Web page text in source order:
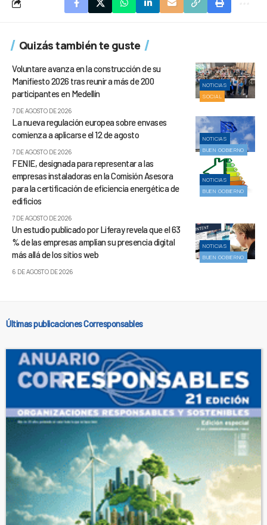
Quizás también te guste
NOTICIAS
SOCIAL
Voluntare avanza en la construcción de su
Manifiesto 2026 tras reunir a más de 200
participantes en Medellín
7 DE AGOSTO DE 2026
NOTICIAS
BUEN GOBIERNO
La nueva regulación europea sobre envases
comienza a aplicarse el 12 de agosto
7 DE AGOSTO DE 2026
NOTICIAS
BUEN GOBIERNO
FENIE, designada para representar a las
empresas instaladoras en la Comisión Asesora
para la certificación de eficiencia energética de
edificios
7 DE AGOSTO DE 2026
NOTICIAS
BUEN GOBIERNO
Un estudio publicado por Liferay revela que el 63
% de las empresas amplían su presencia digital
más allá de los sitios web
6 DE AGOSTO DE 2026
Últimas publicaciones Corresponsables